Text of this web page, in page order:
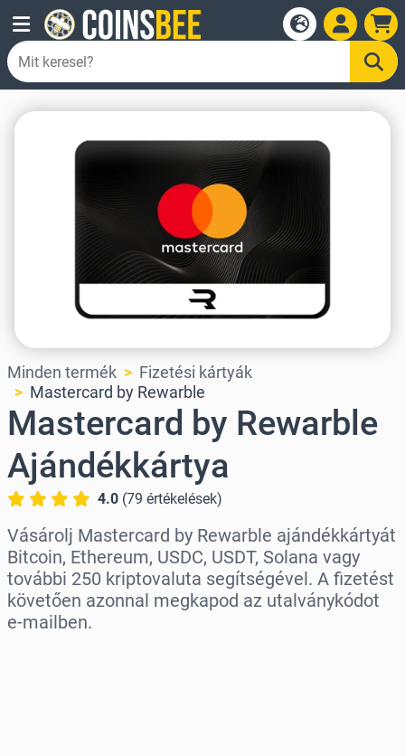
Minden termék
Fizetési kártyák
Mastercard by Rewarble
Mastercard by Rewarble
Ajándékkártya
4.0 (79 értékelések)
Vásárolj Mastercard by Rewarble ajándékkártyát
Bitcoin, Ethereum, USDC, USDT, Solana vagy
további 250 kriptovaluta segítségével. A fizetést
követően azonnal megkapod az utalványkódot
e-mailben.